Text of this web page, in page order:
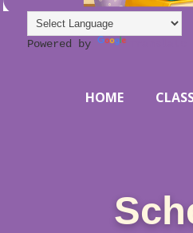
Powered by
HOME